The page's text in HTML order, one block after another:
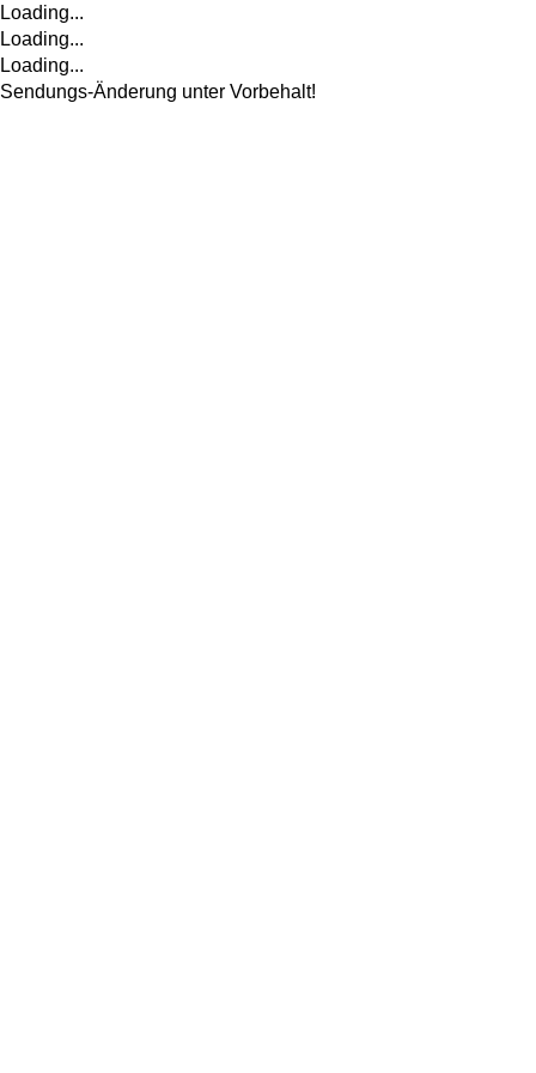
Loading...
Loading...
Loading...
Sendungs-Änderung unter Vorbehalt!